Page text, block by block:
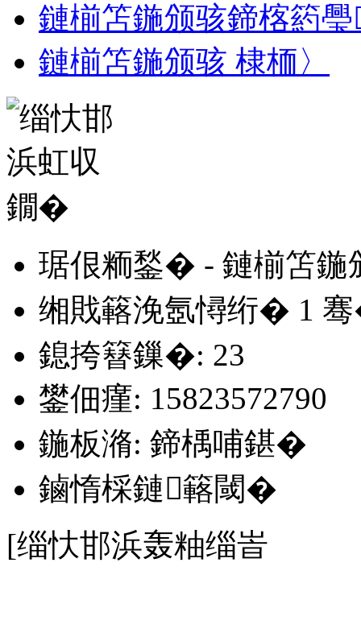
鏈椾笘鍦颁骇鍗楁箹
鏈椾笘鍦颁骇 棣栭〉
琚佷粫鍫� - 鏈椾笘鍦
缃戝簵浼氬憳绗� 1
鎴挎簮鏁�: 23
鐢佃瘽: 15823572790
鍦板潃: 鍗楀哺鍖�
鏀惰棌鏈簵閾�
[缁忕邯浜轰粙缁峕